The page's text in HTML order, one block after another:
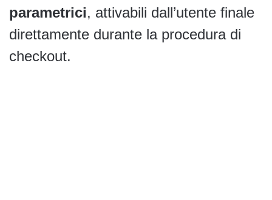
parametrici, attivabili dall’utente finale
direttamente durante la procedura di
checkout.